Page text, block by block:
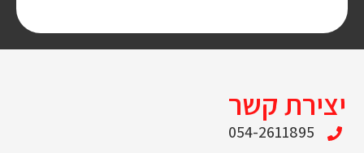
יצירת קשר
054-2611895